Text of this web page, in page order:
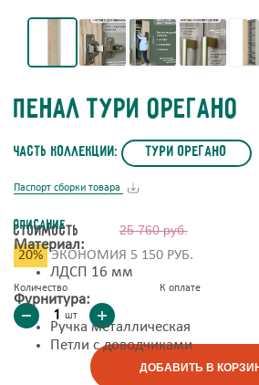
Стоимость 25 760 руб.
20% ЭКОНОМИЯ 5 150 РУБ.
Количество
шт
К оплате
ДОБАВИТЬ В
Пенал Тури Орегано
часть коллекции: Тури Орегано
Паспорт сборки товара
Описание
Материал:
ЛДСП 16 мм
Фурнитура:
Ручка металлическая
Петли с доводчиками